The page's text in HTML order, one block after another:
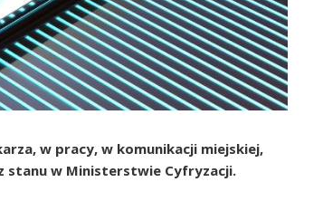
w pracy, w komunikacji miejskiej,
stanu w Ministerstwie Cyfryzacji.